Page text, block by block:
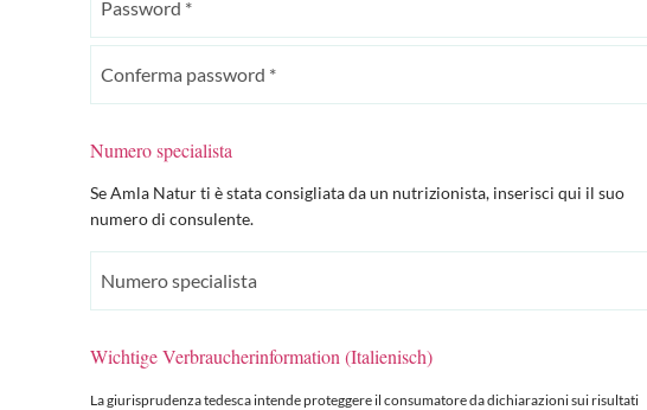
Numero specialista
Se Amla Natur ti è stata consigliata da un nutrizionista, inserisci qui il suo
numero di consulente.
Wichtige Verbraucherinformation (Italienisch)
La giurisprudenza tedesca intende proteggere il consumatore da dichiarazioni sui risultati